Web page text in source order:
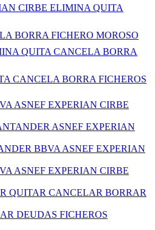
CIRBE ELIMINA QUITA
BORRA FICHERO MOROSO
QUITA CANCELA BORRA
CANCELA BORRA FICHEROS
ASNEF EXPERIAN CIRBE
ASNEF EXPERIAN
BBVA ASNEF EXPERIAN
ASNEF EXPERIAN CIRBE
QUITAR CANCELAR BORRAR
DEUDAS FICHEROS